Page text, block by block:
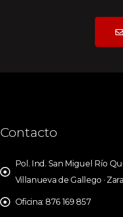
Contacto
Pol. Ind. San Miguel Río
Villanueva de Gallego ·
Oficina: 876 169 857